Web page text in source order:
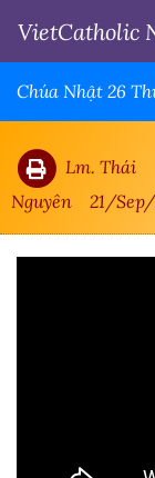
VietCatholic
Chúa Nhật 26
Lm. Thái
Nguyên
21/